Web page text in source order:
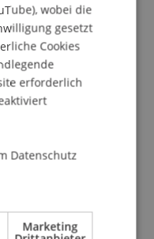
(Eds.),
University of
wobei die
gesetzt
Cookies
erforderlich
Datenschutz
Marketing